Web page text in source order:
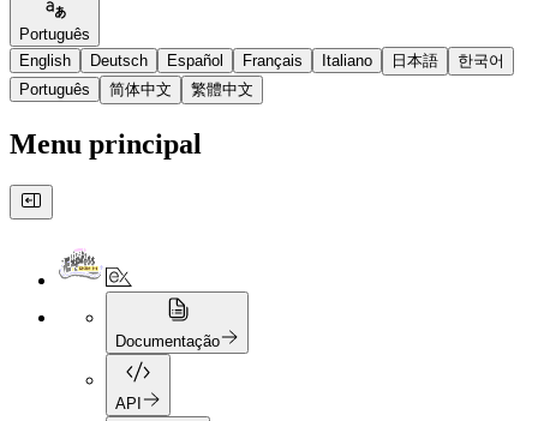
Português
English
Deutsch Español Français Italiano 日本語
한국어
Português
简体中文 繁體中文
Menu principal
Documentação
API